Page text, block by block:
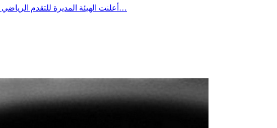
أعلنت الهيئة المديرة للتقدم الرياضي بساقية الداير مؤخرا عن تعيين السيد بلال بن علية رئيسًا لفرع كرة القدم وتمنت له كامل التوفيق والنجاح في مهمته، لما فيه…